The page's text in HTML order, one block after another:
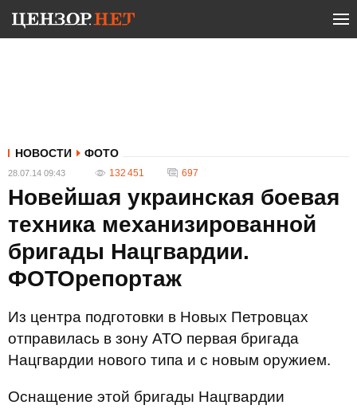
НОВОСТИ ФОТО
28.07.14 09:43 132 451 697
Новейшая украинская боевая
техника механизированной
бригады Нацгвардии.
ФОТОрепортаж
Из центра подготовки в Новых Петровцах
отправилась в зону АТО первая бригада
Нацгвардии нового типа и с новым оружием.
Оснащение этой бригады Нацгвардии